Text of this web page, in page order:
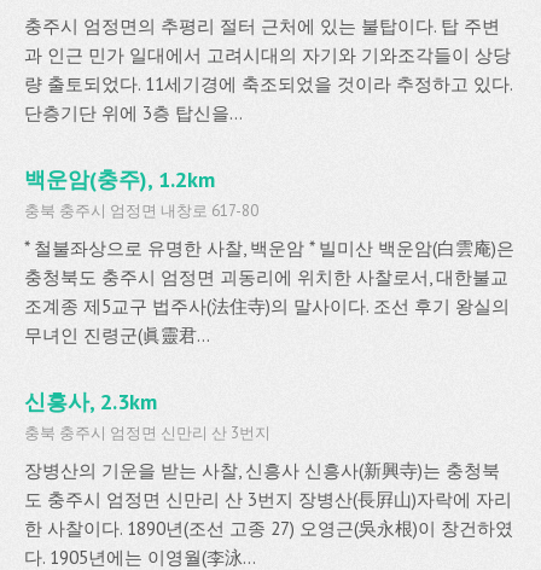
충주시 엄정면의 추평리 절터 근처에 있는 불탑이다. 탑 주변
과 인근 민가 일대에서 고려시대의 자기와 기와조각들이 상당
량 출토되었다. 11세기경에 축조되었을 것이라 추정하고 있다.
단층기단 위에 3층 탑신을...
백운암(충주), 1.2km
충북 충주시 엄정면 내창로 617-80
* 철불좌상으로 유명한 사찰, 백운암 * 빌미산 백운암(白雲庵)은
충청북도 충주시 엄정면 괴동리에 위치한 사찰로서, 대한불교
조계종 제5교구 법주사(法住寺)의 말사이다. 조선 후기 왕실의
무녀인 진령군(眞靈君...
신흥사, 2.3km
충북 충주시 엄정면 신만리 산 3번지
장병산의 기운을 받는 사찰, 신흥사 신흥사(新興寺)는 충청북
도 충주시 엄정면 신만리 산 3번지 장병산(長屛山)자락에 자리
한 사찰이다. 1890년(조선 고종 27) 오영근(吳永根)이 창건하였
다. 1905년에는 이영월(李泳...